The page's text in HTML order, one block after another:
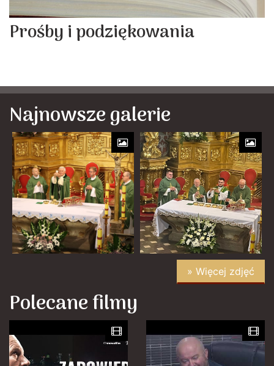
Prośby i podziękowania
Najnowsze galerie
» Więcej zdjęć
Polecane filmy